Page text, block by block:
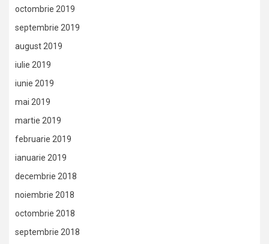
octombrie 2019
septembrie 2019
august 2019
iulie 2019
iunie 2019
mai 2019
martie 2019
februarie 2019
ianuarie 2019
decembrie 2018
noiembrie 2018
octombrie 2018
septembrie 2018